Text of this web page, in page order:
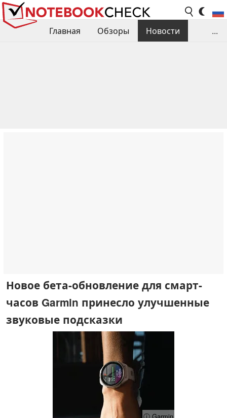
Главная Обзоры
Новости
...
Новое бета-обновление для смарт-
часов Garmin принесло улучшенные
звуковые подсказки